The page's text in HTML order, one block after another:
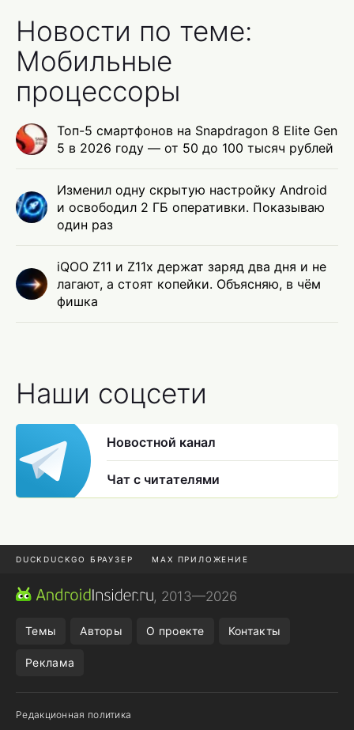
Новости по теме:
Мобильные
процессоры
Топ-5 смартфонов на Snapdragon 8 Elite Gen
5 в 2026 году — от 50 до 100 тысяч рублей
Изменил одну скрытую настройку Android
и освободил 2 ГБ оперативки. Показываю
один раз
iQOO Z11 и Z11x держат заряд два дня и не
лагают, а стоят копейки. Объясняю, в чём
фишка
Наши соцсети
Новостной канал
Чат с читателями
DUCKDUCKGO БРАУЗЕР MAX ПРИЛОЖЕНИЕ
ПРИЛОЖЕНИЯ ANDROID
, 2013—2026
Темы Авторы О проекте Контакты
Реклама
Редакционная политика